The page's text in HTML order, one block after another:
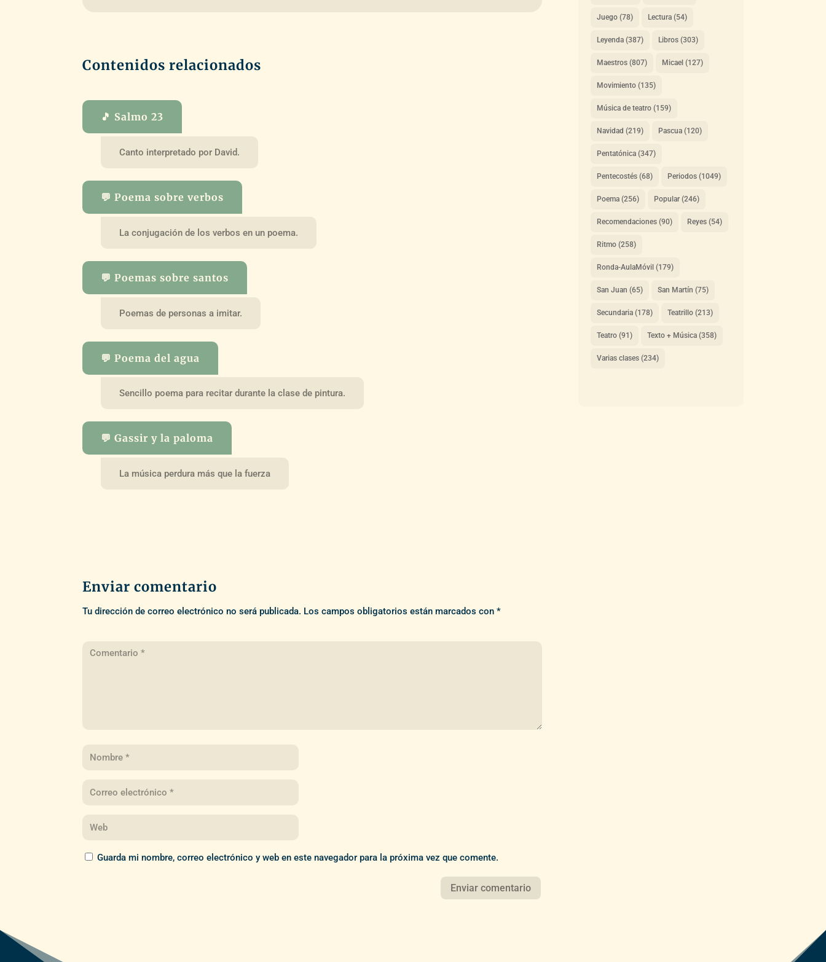
Contenidos relacionados
🎵 Salmo 23
Canto interpretado por David.
💬 Poema sobre verbos
La conjugación de los verbos en un poema.
💬 Poemas sobre santos
Poemas de personas a imitar.
💬 Poema del agua
Sencillo poema para recitar durante la clase de pintura.
💬 Gassir y la paloma
La música perdura más que la fuerza
Enviar comentario
Tu dirección de correo electrónico no será publicada. Los campos obligatorios están marcados con*
Guarda mi nombre, correo electrónico y web en este navegador para la próxima vez que comente.
Juego(78) Lectura(54)
Leyenda(387) Libros(303)
Maestros(807) Micael (127)
Movimiento(135)
Música de teatro(159)
Navidad (219) Pascua(120)
Pentatónica(347)
Pentecostés(68) Periodos(1049)
Poema(256) Popular(246)
Recomendaciones(90) Reyes(54)
Ritmo(258)
Ronda-AulaMóvil (179)
San Juan (65) San Martín (75)
Secundaria(178) Teatrillo(213)
Teatro(91) Texto + Música(358)
Varias clases(234)